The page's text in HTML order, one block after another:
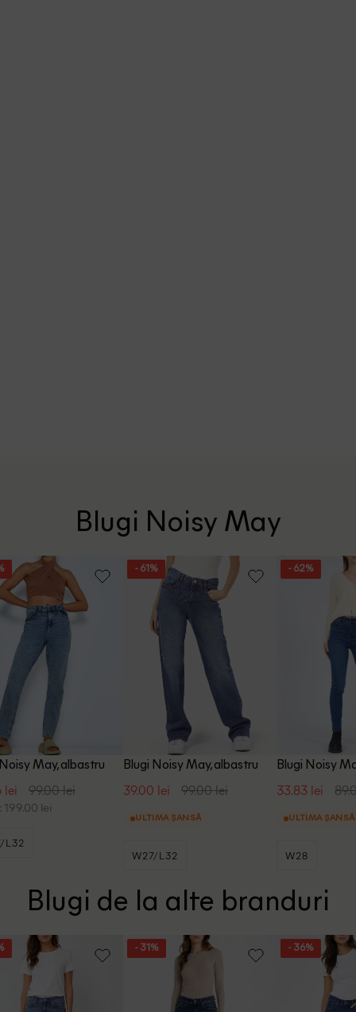
Blugi Noisy May
May, albastru
lei 99.00 lei
199.00 lei
L32
- 61%
Blugi Noisy May, albastru
39.00 lei 99.00 lei
ULTIMA ȘANSĂ
W27/L32
- 62%
Blugi Noisy
33.83 lei
ULTIMA ȘANSĂ
W28
Blugi de la alte branduri
- 31% - 36%